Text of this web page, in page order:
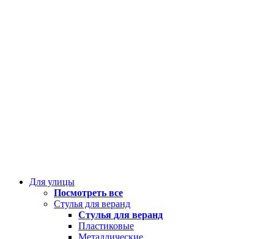
Для улицы
Посмотреть все
Стулья для веранд
Стулья для веранд
Пластиковые